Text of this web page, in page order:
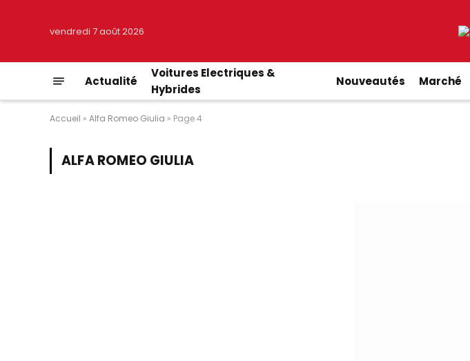
vendredi 7 août 2026
Actualité
Voitures Electriques &
Hybrides
Nouveautés Marché
Accueil » Alfa Romeo Giulia » Page 4
ALFA ROMEO GIULIA